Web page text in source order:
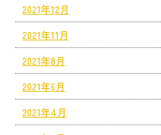
2021年12月
2021年11月
2021年8月
2021年6月
2021年4月